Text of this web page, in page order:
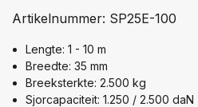
Artikelnummer: SP25E-100
Lengte: 1 - 10 m
Breedte: 35 mm
Breeksterkte: 2.500 kg
Sjorcapaciteit: 1.250 / 2.500 daN